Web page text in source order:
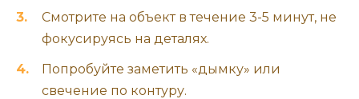
Смотрите на объект в течение 3-5 минут, не
фокусируясь на деталях.
Попробуйте заметить «дымку» или
свечение по контуру.